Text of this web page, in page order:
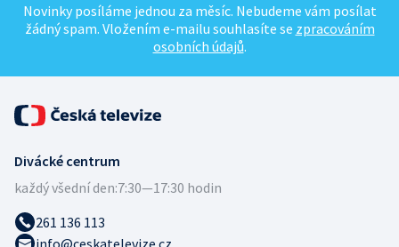
Novinky posíláme jednou za měsíc. Nebudeme vám posílat
žádný spam. Vložením e-mailu souhlasíte se zpracováním
osobních údajů.